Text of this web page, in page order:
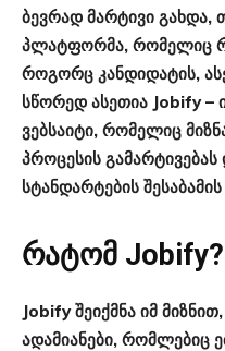
ბევრად მარტივი გახდა,
პლატფორმა, რომელიც
როგორც კანდიდატის,
სწორედ ასეთია Jobify –
ვებსაიტი, რომელიც
პროცესის
სტანდარტების
რატომ Jobify?
Jobify შეიქმნა იმ
ადამიანები, რომლებიც